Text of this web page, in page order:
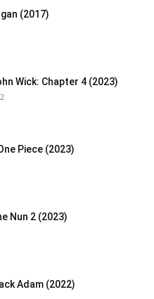
(2017)
Wick: Chapter 4 (2023)
Piece (2023)
Nun 2 (2023)
Adam (2022)